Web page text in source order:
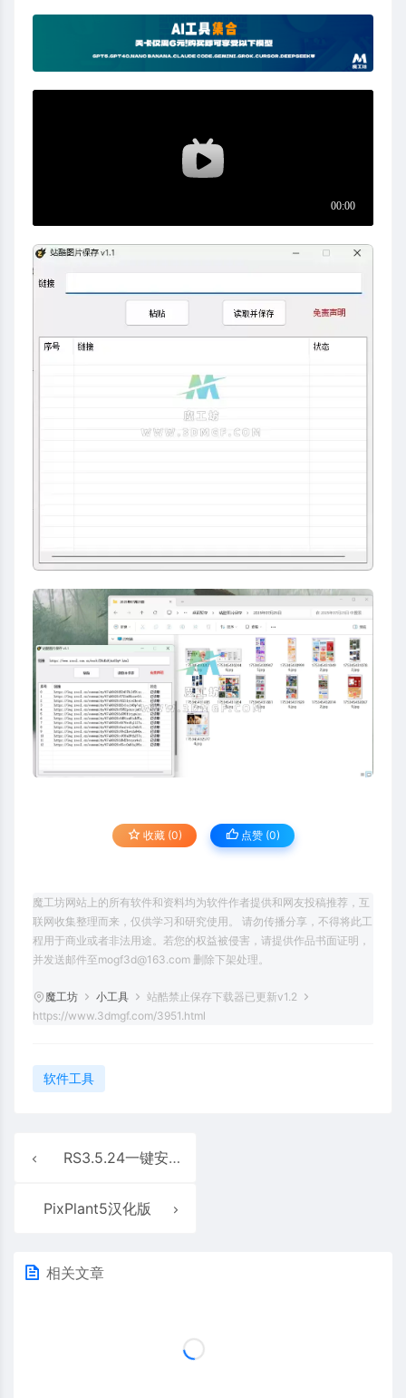
收藏 (0) 点赞 (0)
魔工坊网站上的所有软件和资料均为软件作者提供和网友投稿推荐，互
联网收集整理而来，仅供学习和研究使用。 请勿传播分享，不得将此工
程用于商业或者非法用途。若您的权益被侵害，请提供作品书面证明，
并发送邮件至mogf3d@163.com 删除下架处理。
魔工坊 小工具
站酷禁止保存下载器已更新v1.2
https://www.3dmgf.com/3951.html
软件工具
RS3.5.24一键安装，附带安装教程
PixPlant5汉化版
相关文章